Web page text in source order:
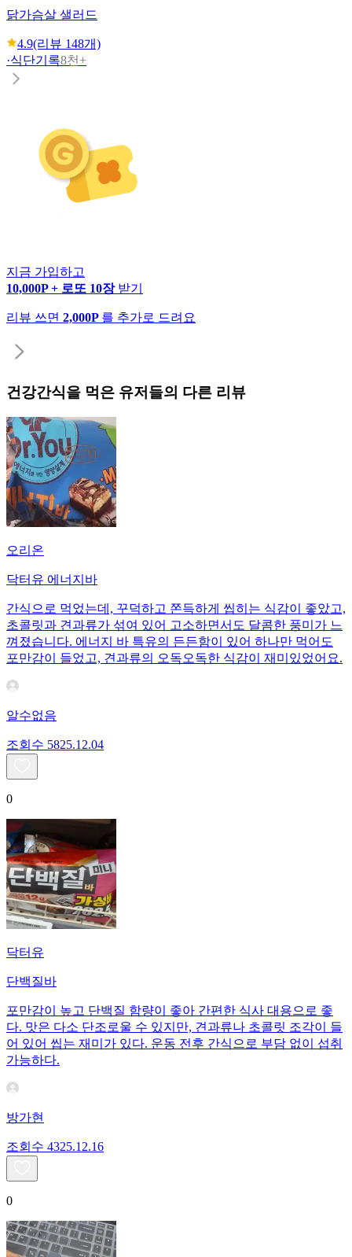
닭가슴살 샐러드
4.9(리뷰 148개)
·식단기록8천+
지금 가입하고
10,000P + 로또 10장 받기
리뷰 쓰면 2,000P 를 추가로 드려요
건강간식을 먹은 유저들의 다른 리뷰
오리온
닥터유 에너지바
간식으로 먹었는데, 꾸덕하고 쫀득하게 씹히는 식감이 좋았고,
초콜릿과 견과류가 섞여 있어 고소하면서도 달콤한 풍미가 느
껴졌습니다. 에너지 바 특유의 든든함이 있어 하나만 먹어도
포만감이 들었고, 견과류의 오독오독한 식감이 재미있었어요.
알수없음
조회수 5825.12.04
0
닥터유
단백질바
포만감이 높고 단백질 함량이 좋아 간편한 식사 대용으로 좋
다. 맛은 다소 단조로울 수 있지만, 견과류나 초콜릿 조각이 들
어 있어 씹는 재미가 있다. 운동 전후 간식으로 부담 없이 섭취
가능하다.
방가현
조회수 4325.12.16
0